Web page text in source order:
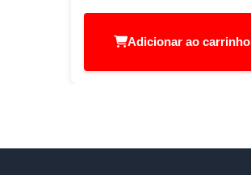
Adicionar ao carrinho